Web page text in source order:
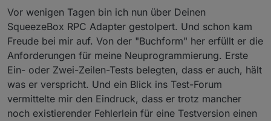
Vor wenigen Tagen bin ich nun über Deinen
SqueezeBox RPC Adapter gestolpert. Und schon kam
Freude bei mir auf. Von der "Buchform" her erfüllt er die
Anforderungen für meine Neuprogrammierung. Erste
Ein- oder Zwei-Zeilen-Tests belegten, dass er auch, hält
was er verspricht. Und ein Blick ins Test-Forum
vermittelte mir den Eindruck, dass er trotz mancher
noch existierender Fehlerlein für eine Testversion einen